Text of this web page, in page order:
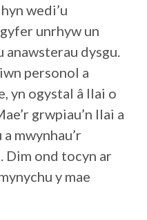
wedi’u
unrhyw un
anawsterau dysgu.
personol a
yn ogystal â llai o
grwpiau’n llai a
mwynhau’r
Dim ond tocyn ar
y mae